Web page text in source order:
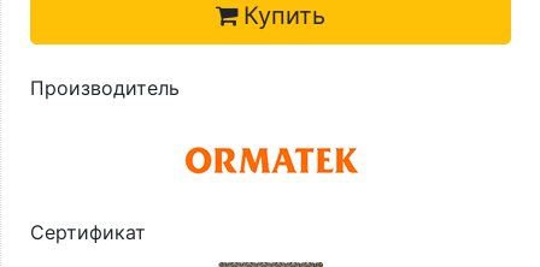
Купить
Производитель
Сертификат